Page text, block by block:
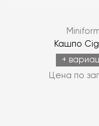
Кашпо
+
Цена по